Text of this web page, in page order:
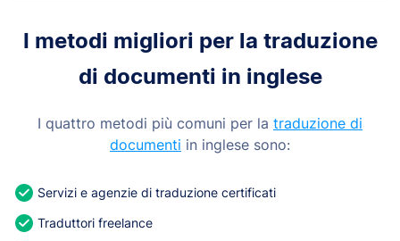
I metodi migliori per la traduzione
di documenti in inglese
I quattro metodi più comuni per la traduzione di
documenti in inglese sono:
Servizi e agenzie di traduzione certificati
Traduttori freelance